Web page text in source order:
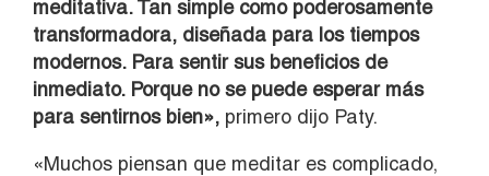
meditativa. Tan simple como poderosamente
transformadora, diseñada para los tiempos
modernos. Para sentir sus beneficios de
inmediato. Porque no se puede esperar más
para sentirnos bien», primero dijo Paty.
«Muchos piensan que meditar es complicado,